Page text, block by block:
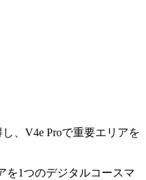
、V4e Proで重要エリアを
を1つのデジタルコースマ